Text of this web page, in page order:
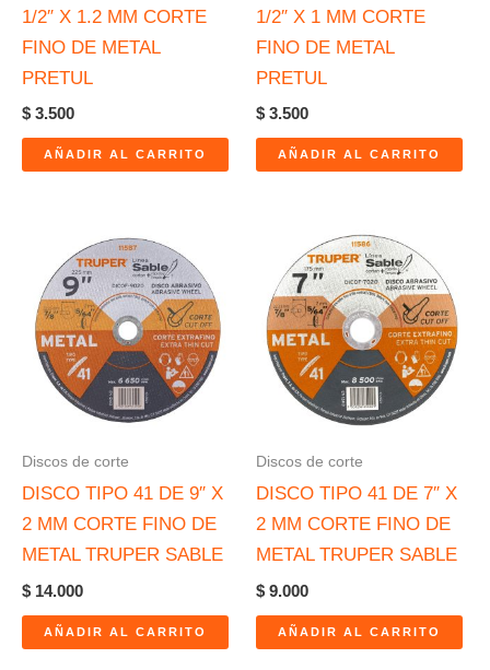
1/2″ X 1.2 MM CORTE
FINO DE METAL
PRETUL
$ 3.500
AÑADIR AL CARRITO
1/2″ X 1 MM CORTE
FINO DE METAL
PRETUL
$ 3.500
AÑADIR AL CARRITO
Discos de corte
DISCO TIPO 41 DE 9″ X
2 MM CORTE FINO DE
METAL TRUPER SABLE
$ 14.000
AÑADIR AL CARRITO
Discos de corte
DISCO TIPO 41 DE 7″ X
2 MM CORTE FINO DE
METAL TRUPER SABLE
$ 9.000
AÑADIR AL CARRITO